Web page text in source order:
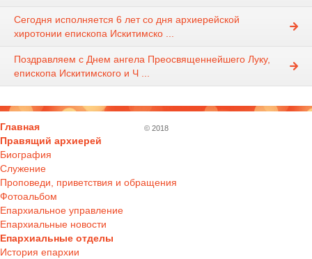
Сегодня исполняется 6 лет со дня архиерейской
хиротонии епископа Искитимско ...
Поздравляем с Днем ангела Преосвященнейшего Луку,
епископа Искитимского и Ч ...
Главная
Правящий архиерей
Биография
Служение
Проповеди, приветствия и обращения
Фотоальбом
Епархиальное управление
Епархиальные новости
Епархиальные отделы
История епархии
© 2018